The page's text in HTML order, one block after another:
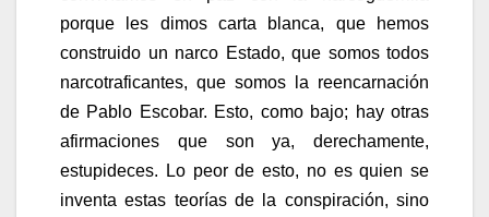
porque les dimos carta blanca, que hemos
construido un narco Estado, que somos todos
narcotraficantes, que somos la reencarnación
de Pablo Escobar. Esto, como bajo; hay otras
afirmaciones que son ya, derechamente,
estupideces. Lo peor de esto, no es quien se
inventa estas teorías de la conspiración, sino